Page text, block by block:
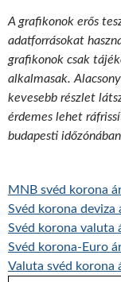
A grafikonok erős
adatforrásokat
grafikonok csak
alkalmasak.
kevesebb részlet
érdemes lehet
budapesti
MNB svéd korona
Svéd korona deviza
Svéd korona valuta
Svéd korona-Euro
Valuta svéd korona